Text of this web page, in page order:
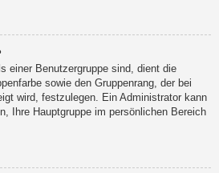
einer Benutzergruppe sind, dient die
sowie den Gruppenrang, der bei
wird, festzulegen. Ein Administrator kann
Ihre Hauptgruppe im persönlichen Bereich